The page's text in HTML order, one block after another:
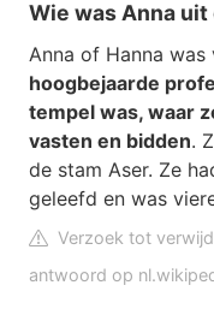
Wie was Anna uit
Anna of Hanna
hoogbejaarde
tempel was, waar
vasten en bidden.
de stam Aser. Ze
geleefd en was
Verzoek tot
antwoord op